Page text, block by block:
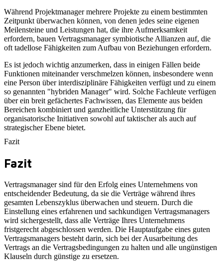
Während Projektmanager mehrere Projekte zu einem bestimmten
Zeitpunkt überwachen können, von denen jedes seine eigenen
Meilensteine und Leistungen hat, die ihre Aufmerksamkeit
erfordern, bauen Vertragsmanager symbiotische Allianzen auf, die
oft tadellose Fähigkeiten zum Aufbau von Beziehungen erfordern.
Es ist jedoch wichtig anzumerken, dass in einigen Fällen beide
Funktionen miteinander verschmelzen können, insbesondere wenn
eine Person über interdisziplinäre Fähigkeiten verfügt und zu einem
so genannten "hybriden Manager" wird. Solche Fachleute verfügen
über ein breit gefächertes Fachwissen, das Elemente aus beiden
Bereichen kombiniert und ganzheitliche Unterstützung für
organisatorische Initiativen sowohl auf taktischer als auch auf
strategischer Ebene bietet.
Fazit
Fazit
Vertragsmanager sind für den Erfolg eines Unternehmens von
entscheidender Bedeutung, da sie die Verträge während ihres
gesamten Lebenszyklus überwachen und steuern. Durch die
Einstellung eines erfahrenen und sachkundigen Vertragsmanagers
wird sichergestellt, dass alle Verträge Ihres Unternehmens
fristgerecht abgeschlossen werden. Die Hauptaufgabe eines guten
Vertragsmanagers besteht darin, sich bei der Ausarbeitung des
Vertrags an die Vertragsbedingungen zu halten und alle ungünstigen
Klauseln durch günstige zu ersetzen.